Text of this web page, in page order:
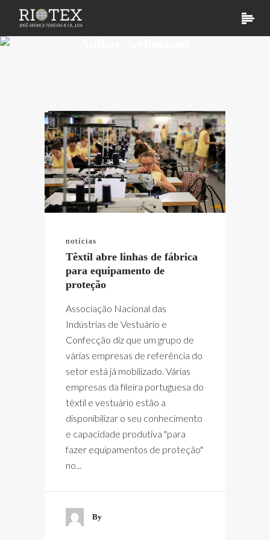
notícias
Têxtil abre linhas de fábrica
para equipamento de
proteção
Associação Nacional das
Indústrias de Vestuário e
Confecção diz que um grupo de
várias empresas de referência do
setor está já mobilizado. Várias
empresas da fileira portuguesa do
têxtil e vestuário estão a
disponibilizar o seu conhecimento
e capacidade produtiva "para
fazer equipamentos de proteção"
no...
By